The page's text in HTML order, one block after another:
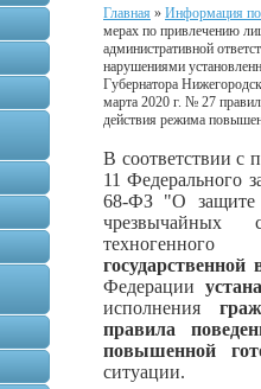
Главная » Информация по
мерах по привлечению
административной
нарушениями
Губернатора
марта 2020 г. № 27
действия режима
В соответствии с
11 Федерального
68-ФЗ "О защите
чрезвычайных
государственной
Федерации
исполнения
правила
повышенной
ситуации.